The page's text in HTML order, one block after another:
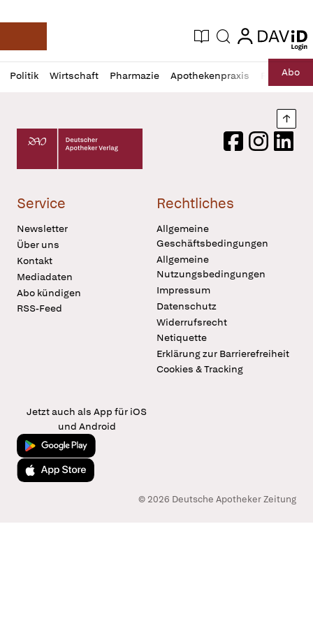
Deutsche Apotheker Zeitung
Aktuelle Ausgabe
Suche login
login
Politik Wirtschaft Pharmazie Apothekenpraxis RechtAbo
Profil
öffnen
Daz
Pur
Deutscher Apotheker Verlag Logo
FacebookInstagram
Service
Newsletter
Über uns
Kontakt
Mediadaten
Abo kündigen
RSS-Feed
Rechtliches
Allgemeine
Geschäftsbedingungen
Allgemeine
Nutzungsbedingungen
Impressum
Datenschutz
Widerrufsrecht
Netiquette
Erklärung zur Barrierefreiheit
Cookies & Tracking
Jetzt auch als App für iOS
und Android
Jetzt bei Google Play
Laden im App Store
© 2026 Deutsche Apotheker Zeitung